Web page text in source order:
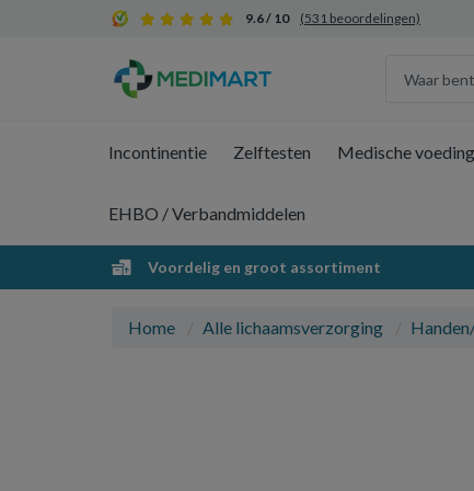
9.6 / 10 (531 beoordelingen)
Incontinentie Zelftesten Medische voeding
EHBO / Verbandmiddelen
Voordelig en groot assortiment
Home Alle lichaamsverzorging